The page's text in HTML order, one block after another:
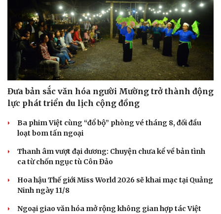
Đưa bản sắc văn hóa người Mường trở thành động
lực phát triển du lịch cộng đồng
Ba phim Việt cùng “đổ bộ” phòng vé tháng 8, đối đầu
loạt bom tấn ngoại
Thanh âm vượt đại dương: Chuyện chưa kể về bản tình
ca từ chốn ngục tù Côn Đảo
Hoa hậu Thế giới Miss World 2026 sẽ khai mạc tại Quảng
Ninh ngày 11/8
Ngoại giao văn hóa mở rộng không gian hợp tác Việt